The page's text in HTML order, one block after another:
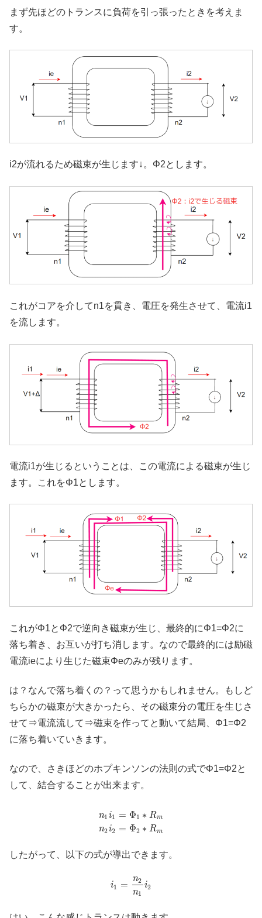
まず先ほどのトランスに負荷を引っ張ったときを考えま
す。
i2が流れるため磁束が生じます↓。Φ2とします。
これがコアを介してn1を貫き、電圧を発生させて、電流i1
を流します。
電流i1が生じるということは、この電流による磁束が生じ
ます。これをΦ1とします。
これがΦ1とΦ2で逆向き磁束が生じ、最終的にΦ1=Φ2に
落ち着き、お互いが打ち消します。なので最終的には励磁
電流ieにより生じた磁束Φeのみが残ります。
は？なんで落ち着くの？って思うかもしれません。もしど
ちらかの磁束が大きかったら、その磁束分の電圧を生じさ
せて⇒電流流して⇒磁束を作ってと動いて結局、Φ1=Φ2
に落ち着いていきます。
なので、さきほどのホプキンソンの法則の式でΦ1=Φ2と
して、結合することが出来ます。
n1 i1 = Φ1 ∗ Rm
n2i2 = Φ2 ∗ Rm
したがって、以下の式が導出できます。
i1 =
n2
n1
i2